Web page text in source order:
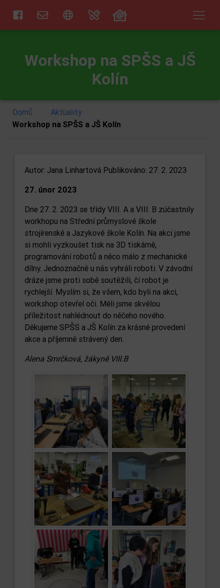
Workshop na SPŠS a JŠ
Kolín
Domů Aktuality
Workshop na SPŠS a JŠ Kolín
Autor: Jana Linhartová Publikováno: 27. 2. 2023
27. únor 2023
Dne 27. 2. 2023 se třídy VIII. A a VIII. B zúčastnily
workhopu na Střední průmyslové škole
strojírenské a Jazykové škole Kolín. Na akci jsme
si mohli vyzkoušet tisk na 3D tiskárně,
programování robotů a něco málo z mechanické
dílny. Jednoznačně u nás vyhráli roboti. V závodní
dráze jsme proti sobě soutěžili, čí robot je
rychlejší. Myslím si, že všem, kdo byli na akci,
workshop otevřel oči. Měli jsme skvělou
příležitost nahlédnout do něčeho nového.
Děkujeme SPŠS a JŠ Kolín za krásné provedení
akce a příjemně strávený den.
Alena Smrčková, žákyně VIII.B